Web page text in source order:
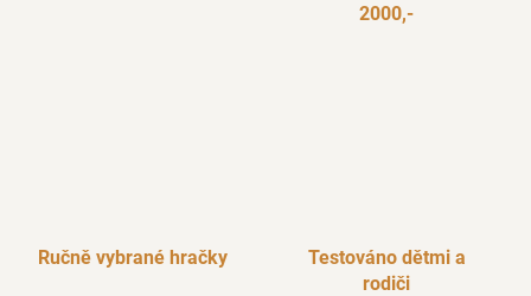
2000,-
Ručně vybrané hračky
Testováno dětmi a
rodiči